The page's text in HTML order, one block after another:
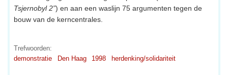
Tsjernobyl 2”) en aan een waslijn 75 argumenten tegen de
bouw van de kerncentrales.
Trefwoorden:
demonstratie
Den Haag 1998 herdenking/solidariteit